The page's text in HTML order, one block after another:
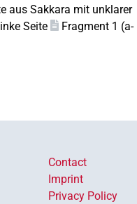
aus Sakkara mit unklarer
Seite
Fragment 1 (a-
Contact
Imprint
Privacy Policy